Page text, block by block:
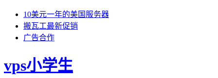
10美元一年的美国服务器
搬瓦工最新促销
广告合作
vps小学生